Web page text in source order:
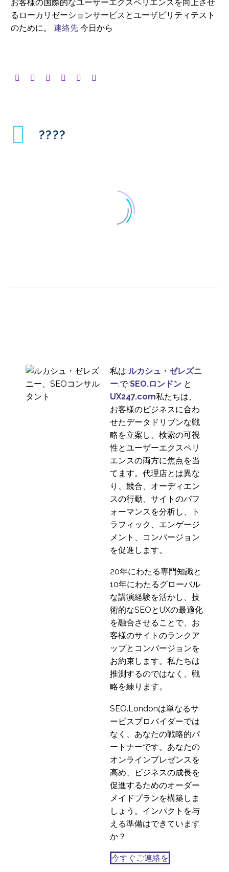
お客様の国際的なユーザーエクスペリエンスを向上させ
るローカリゼーションサービスとユーザビリティテスト
のために。 連絡先 今日から
????
メリカ市場は、金額ベ
ースでは依然として世
界最大の市場であり、
参入できる企業には大
きな可能性がありま
国際的なユーザー調査 -
国ではなく都市に目を
0
モデレートされた国際
的なユーザー調査
1
オンラインカスタマー
リサーチの5つのメリッ
4
ボーデン - 中国でのユー
3
iPhoneイコールモバイ
ルユーザビリティでは
マルチスクリーン世代
1
カスタマージャーニー
マップ作成のための5つ
0
効果的なTrue Intent
Studyを実施する方法
4
カスタマージャーニー
0
Zoomsの成功の秘訣-優
1
ウェブチャットのユー
ザーエクスペリエンス
のベストプラクティス 1
スマートフォンとは？
サイズは重要か？
4
私は ルカシュ・ゼレズニ
ー.でSEO.ロンドン と
UX247.com私たちは、
お客様のビジネスに合わ
せたデータドリブンな戦
略を立案し、検索の可視
性とユーザーエクスペリ
エンスの両方に焦点を当
てます。代理店とは異な
り、競合、オーディエン
スの行動、サイトのパフ
ォーマンスを分析し、ト
ラフィック、エンゲージ
メント、コンバージョン
を促進します。
20年にわたる専門知識と
10年にわたるグローバル
な講演経験を活かし、技
術的なSEOとUXの最適化
を融合させることで、お
客様のサイトのランクア
ップとコンバージョンを
お約束します。私たちは
推測するのではなく、戦
略を練ります。
SEO.Londonは単なるサ
ービスプロバイダーでは
なく、あなたの戦略的パ
ートナーです。あなたの
オンラインプレゼンスを
高め、ビジネスの成長を
促進するためのオーダー
メイドプランを構築しま
しょう。インパクトを与
える準備はできています
か？
今すぐご連絡を